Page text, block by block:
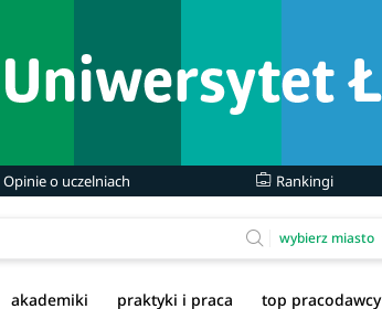
Opinie o uczelniach Rankingi
wybierz miasto
akademiki praktyki i praca top pracodawcy